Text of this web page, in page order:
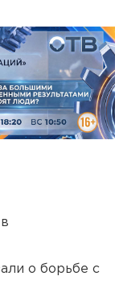
о борьбе с